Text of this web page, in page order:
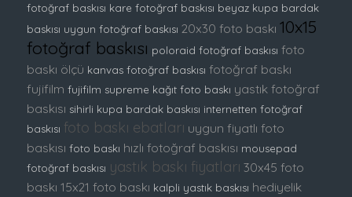
fotoğraf baskısı kare fotoğraf baskısı beyaz kupa bardak
baskısı uygun fotoğraf baskısı 20x30 foto baskı 10x15
fotoğraf baskısı poloraid fotoğraf baskısı foto
baskı ölçü kanvas fotoğraf baskısı fotoğraf baskı
fujifilm fujifilm supreme kağıt foto baskı yastık fotoğraf
baskısı sihirli kupa bardak baskısı internetten fotoğraf
baskısı foto baskı ebatları uygun fiyatlı foto
baskısı foto baskı hızlı fotoğraf baskısı mousepad
fotoğraf baskısı yastık baskı fiyatları 30x45 foto
baskı 15x21 foto baskı kalpli yastık baskısı hediyelik